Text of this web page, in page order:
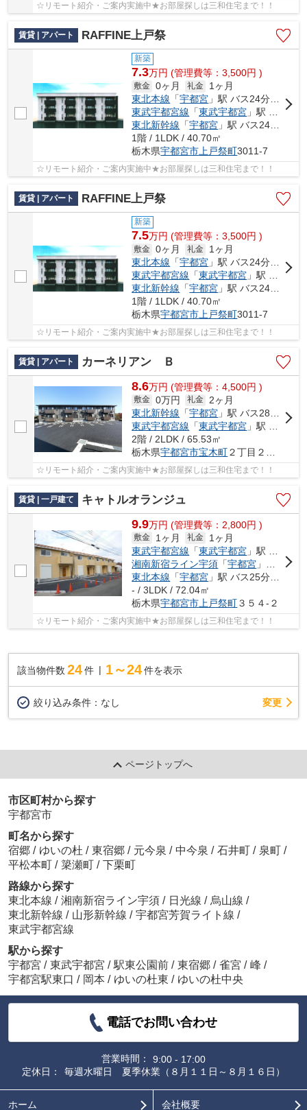
☆リモート紹介・ご案内実施中★お部屋探しは三和住宅まで！！
賃貸 | アパート RAFFINE上戸祭
新築
7.3万円 (管理費等：3,500円 )
敷金 0ヶ月 礼金
1ヶ月
東北本線 「宇都宮 」駅 バス24分 「第二グリーンヒル北」 停歩9分
東武宇都宮線 「東武宇都宮 」駅 バス15分 「第二グリーンヒル北」 停歩9分
東北新幹線 「宇都宮 」駅 バス24分 「第二グリーンヒル北」 停歩9分
1階 / 1LDK / 40.70㎡
栃木県宇都宮市上戸祭町3011-7
☆リモート紹介・ご案内実施中★お部屋探しは三和住宅まで！！
賃貸 | アパート RAFFINE上戸祭
新築
7.5万円 (管理費等：3,500円 )
敷金 0ヶ月 礼金
1ヶ月
東北本線 「宇都宮 」駅 バス24分 「第二グリーンヒル北」 停歩9分
東武宇都宮線 「東武宇都宮 」駅 バス15分 「第二グリーンヒル北」 停歩9分
東北新幹線 「宇都宮 」駅 バス24分 「第二グリーンヒル北」 停歩9分
1階 / 1LDK / 40.70㎡
栃木県宇都宮市 上戸祭町3011-7
☆リモート紹介・ご案内実施中★お部屋探しは三和住宅まで！！
賃貸 | アパート カーネリアン Ｂ
8.6万円 (管理費等：4,500円 )
敷金 0万円 礼金
2ヶ月
東北新幹線 「宇都宮 」駅 バス28分 「駒生営業所」 停歩11分
東武宇都宮線 「東武宇都宮 」駅 バス23分 「駒生営業所」 停歩11分
2階 / 2LDK / 65.53㎡
栃木県宇都宮市宝木町２丁目２５７０-６
☆リモート紹介・ご案内実施中★お部屋探しは三和住宅まで！！
賃貸 | 一戸建て キャトルオランジュ
9.9万円 (管理費等：2,800円 )
敷金 1ヶ月 礼金
1ヶ月
東武宇都宮線 「東武宇都宮 」駅 バス15分 「上戸祭小入口」 停歩3分
湘南新宿ライン宇須 「宇都宮 」駅 バス25分 「上戸祭小入口」 停歩3分
東北本線 「宇都宮 」駅 バス25分 「上戸祭小入口」 停歩3分
- / 3LDK / 72.04㎡
栃木県宇都宮市 上戸祭町３５４-２
☆リモート紹介・ご案内実施中★お部屋探しは三和住宅まで！！
該当物件数 24件 1～24 件を表示
絞り込み条件： なし 変更
ページトップへ
市区町村から探す
宇都宮市
町名から探す
宿郷 / ゆいの杜 / 東宿郷 / 元今泉 / 中今泉 / 石井町 / 泉町 /
平松本町 / 簗瀬町 / 下栗町
路線から探す
東北本線 / 湘南新宿ライン宇須 / 日光線 / 烏山線 /
東北新幹線 / 山形新幹線 / 宇都宮芳賀ライト線 /
東武宇都宮線
駅から探す
宇都宮 / 東武宇都宮 / 駅東公園前 / 東宿郷 / 雀宮 / 峰 /
宇都宮駅東口 / 岡本 / ゆいの杜東 / ゆいの杜中央
電話でお問い合わせ
営業時間：
9:00 - 17:00
定休日：
毎週水曜日 夏季休業（８月１１日～８月１６日）
ホーム 会社概要